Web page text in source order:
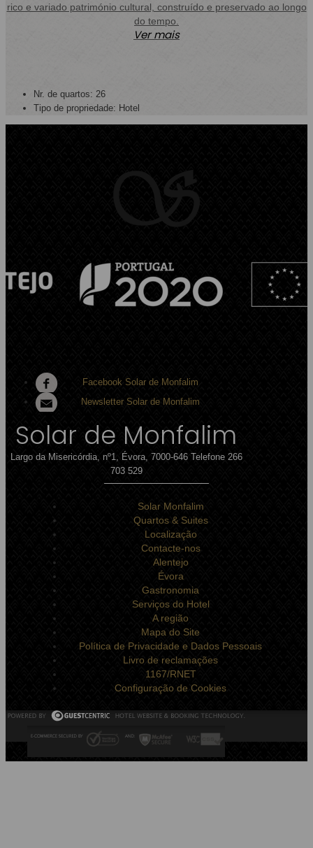
rico e variado património cultural, construído e preservado ao longo
do tempo.
Ver mais
Nr. de quartos: 26
Tipo de propriedade: Hotel
Facebook Solar de Monfalim
Newsletter Solar de Monfalim
Solar de Monfalim
Largo da Misericórdia, nº1, Évora, 7000-646 Telefone 266
703 529
Solar Monfalim
Quartos & Suites
Localização
Contacte-nos
Alentejo
Évora
Gastronomia
Serviços do Hotel
A região
Mapa do Site
Política de Privacidade e Dados Pessoais
Livro de reclamações
1167/RNET
Configuração de Cookies